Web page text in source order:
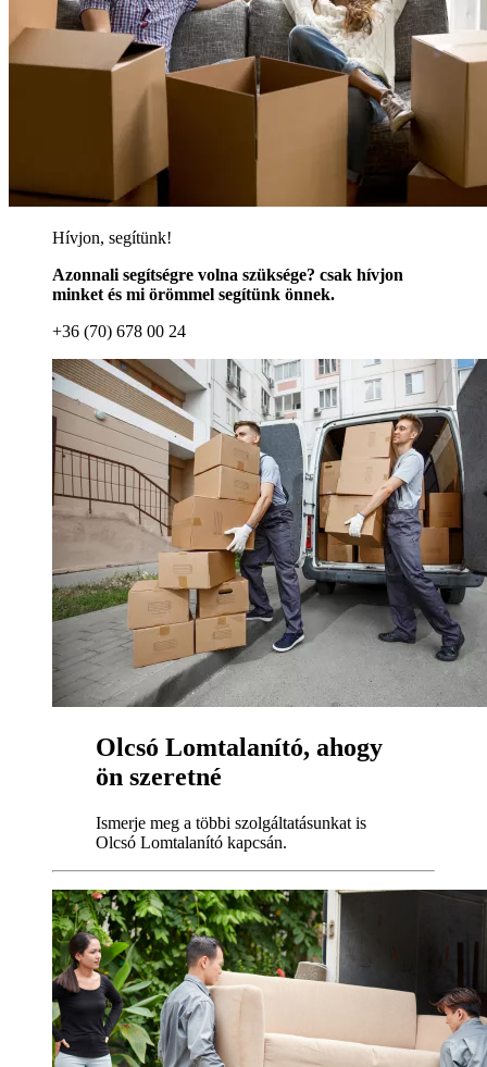
Hívjon, segítünk!
Azonnali segítségre volna szüksége? csak hívjon
minket és mi örömmel segítünk önnek.
+36 (70) 678 00 24
Olcsó Lomtalanító, ahogy
ön szeretné
Ismerje meg a többi szolgáltatásunkat is
Olcsó Lomtalanító kapcsán.